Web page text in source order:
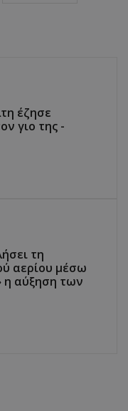
έζησε
γιο της -
τη
αερίου μέσω
η αύξηση των